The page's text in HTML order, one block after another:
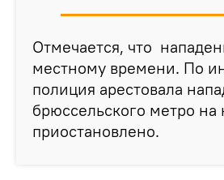
Отмечается, что
местному времени. По
полиция арестовала
брюссельского метро на
приостановлено.